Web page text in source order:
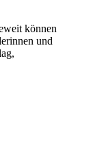
können
und